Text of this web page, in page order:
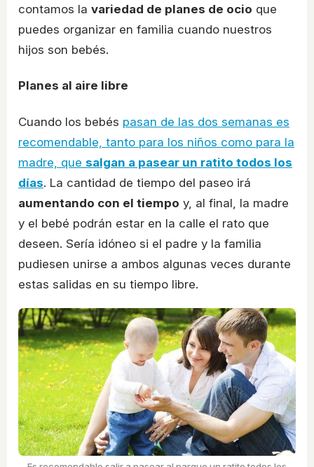
contamos la variedad de planes de ocio que
puedes organizar en familia cuando nuestros
hijos son bebés.
Planes al aire libre
Cuando los bebés pasan de las dos semanas es
recomendable, tanto para los niños como para la
madre, que salgan a pasear un ratito todos los
días. La cantidad de tiempo del paseo irá
aumentando con el tiempo y, al final, la madre
y el bebé podrán estar en la calle el rato que
deseen. Sería idóneo si el padre y la familia
pudiesen unirse a ambos algunas veces durante
estas salidas en su tiempo libre.